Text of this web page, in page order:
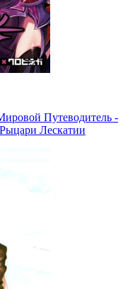
Путеводитель -
Лескатии